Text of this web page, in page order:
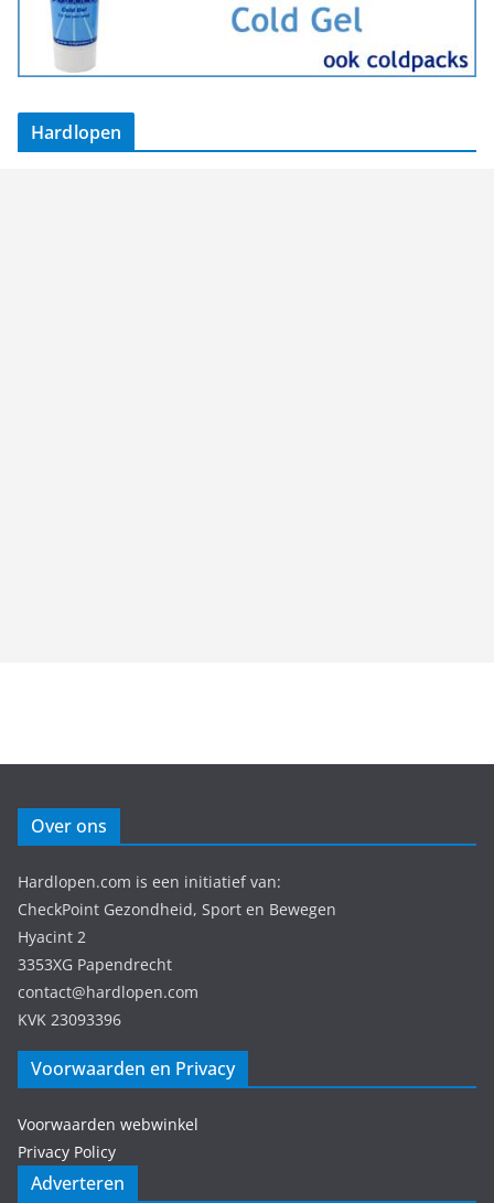
Hardlopen
Over ons
Hardlopen.com is een initiatief van:
CheckPoint Gezondheid, Sport en Bewegen
Hyacint 2
3353XG Papendrecht
contact@hardlopen.com
KVK 23093396
Voorwaarden en Privacy
Voorwaarden webwinkel
Privacy Policy
Adverteren